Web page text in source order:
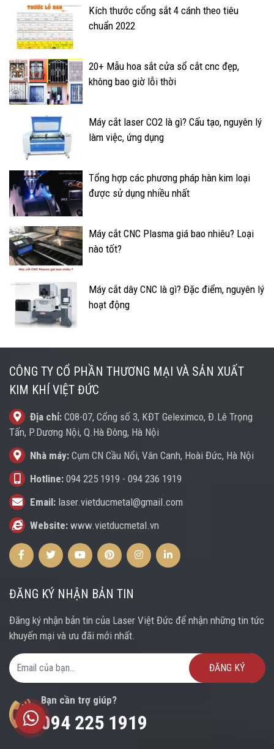
Kích thước cổng sắt 4 cánh theo tiêu
chuẩn 2022
20+ Mẫu hoa sắt cửa sổ cắt cnc đẹp,
không bao giờ lỗi thời
Máy cắt laser CO2 là gì? Cấu tạo, nguyên lý
làm việc, ứng dụng
Tổng hợp các phương pháp hàn kim loại
được sử dụng nhiều nhất
Máy cắt CNC Plasma giá bao nhiêu? Loại
nào tốt?
Máy cắt dây CNC là gì? Đặc điểm, nguyên lý
hoạt động
CÔNG TY CỔ PHẦN THƯƠNG MẠI VÀ SẢN XUẤT
KIM KHÍ VIỆT ĐỨC
Địa chỉ: C08-07, Cổng số 3, KĐT Geleximco, Đ.Lê Trọng
Tấn, P.Dương Nội, Q.Hà Đông, Hà Nội
Nhà máy: Cụm CN Cầu Nổi, Vân Canh, Hoài Đức, Hà Nội
Hotline: 094 225 1919 - 094 236 1919
Email: laser.vietducmetal@gmail.com
Website: www.vietducmetal.vn
FacebookTwitterYoutubePinterestInstagramInstagram
ĐĂNG KÝ NHẬN BẢN TIN
Đăng ký nhận bản tin của Laser Việt Đức để nhận những tin tức
khuyến mại và ưu đãi mới nhất.
Email Address
Bạn cần trợ giúp?
094 225 1919
Trung tâm hỗ trợ